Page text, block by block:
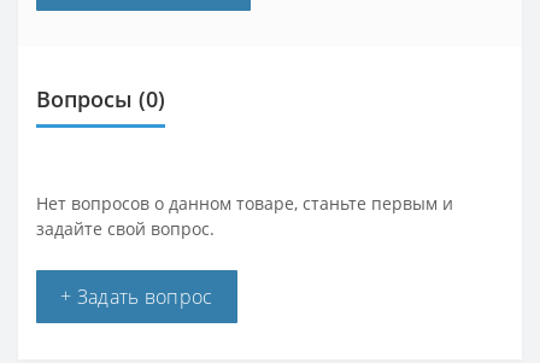
Вопросы (0)
Нет вопросов о данном товаре, станьте первым и
задайте свой вопрос.
+ Задать вопрос